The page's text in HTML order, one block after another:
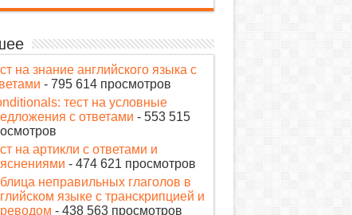
на знание английского языка с
- 795 614 просмотров
тест на условные
с ответами - 553 515
на артикли с ответами и
- 474 621 просмотров
неправильных глаголов в
языке с транскрипцией и
- 438 563 просмотров